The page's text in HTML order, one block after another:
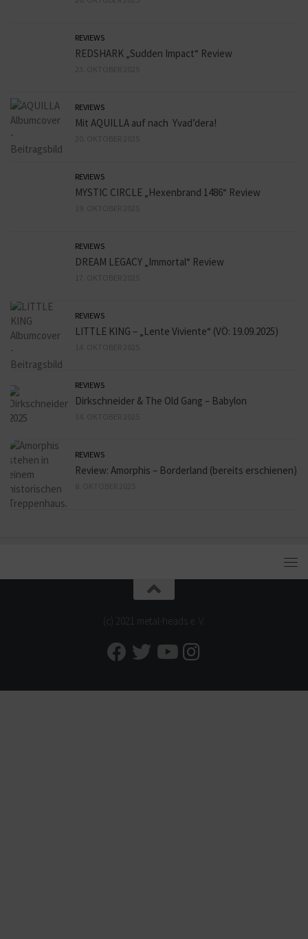
REVIEWS
REDSHARK „Sudden Impact“ Review
REVIEWS
Mit AQUILLA auf nach Yvad’dera!
REVIEWS
MYSTIC CIRCLE „Hexenbrand 1486“ Review
REVIEWS
DREAM LEGACY „Immortal“ Review
REVIEWS
LITTLE KING – „Lente Viviente“ (VÖ: 19.09.2025)
REVIEWS
Dirkschneider & The Old Gang – Babylon
REVIEWS
Review: Amorphis – Borderland (bereits erschienen)
(c) 2021 metal-heads e. V.